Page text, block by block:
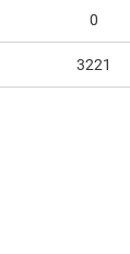
0
3221